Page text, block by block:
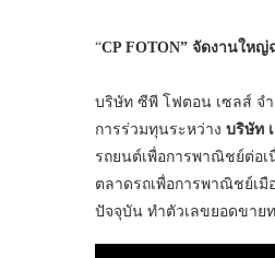
“CP FOTON” จัดงานให
บริษัท ซีพี โฟตอน เซลส์ จำ
การร่วมทุนระหว่าง บริษัท
รถยนต์เพื่อการพาณิชย์ต่อเ
ตลาดรถเพื่อการพาณิชย์เมื
ปัจจุบัน ทำตัวเลขยอดขาย